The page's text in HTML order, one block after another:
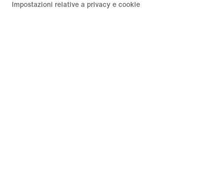
Impostazioni relative a privacy e cookie